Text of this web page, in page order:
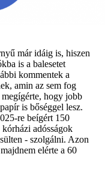
már idáig is, hiszen
is a balesetet
kommentek a
amin az sem fog
hogy jobb
is bőséggel lesz.
re beígért 150
adósságok
- szolgálni. Azon
elérte a 60